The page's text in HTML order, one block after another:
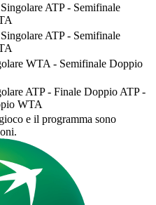
ATP - Semifinale
ATP - Semifinale
WTA - Semifinale Doppio
ATP - Finale Doppio ATP -
WTA
e il programma sono